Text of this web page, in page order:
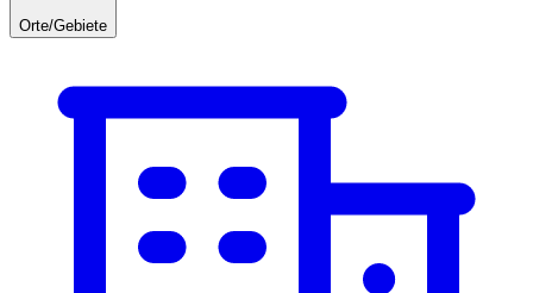
Orte/Gebiete